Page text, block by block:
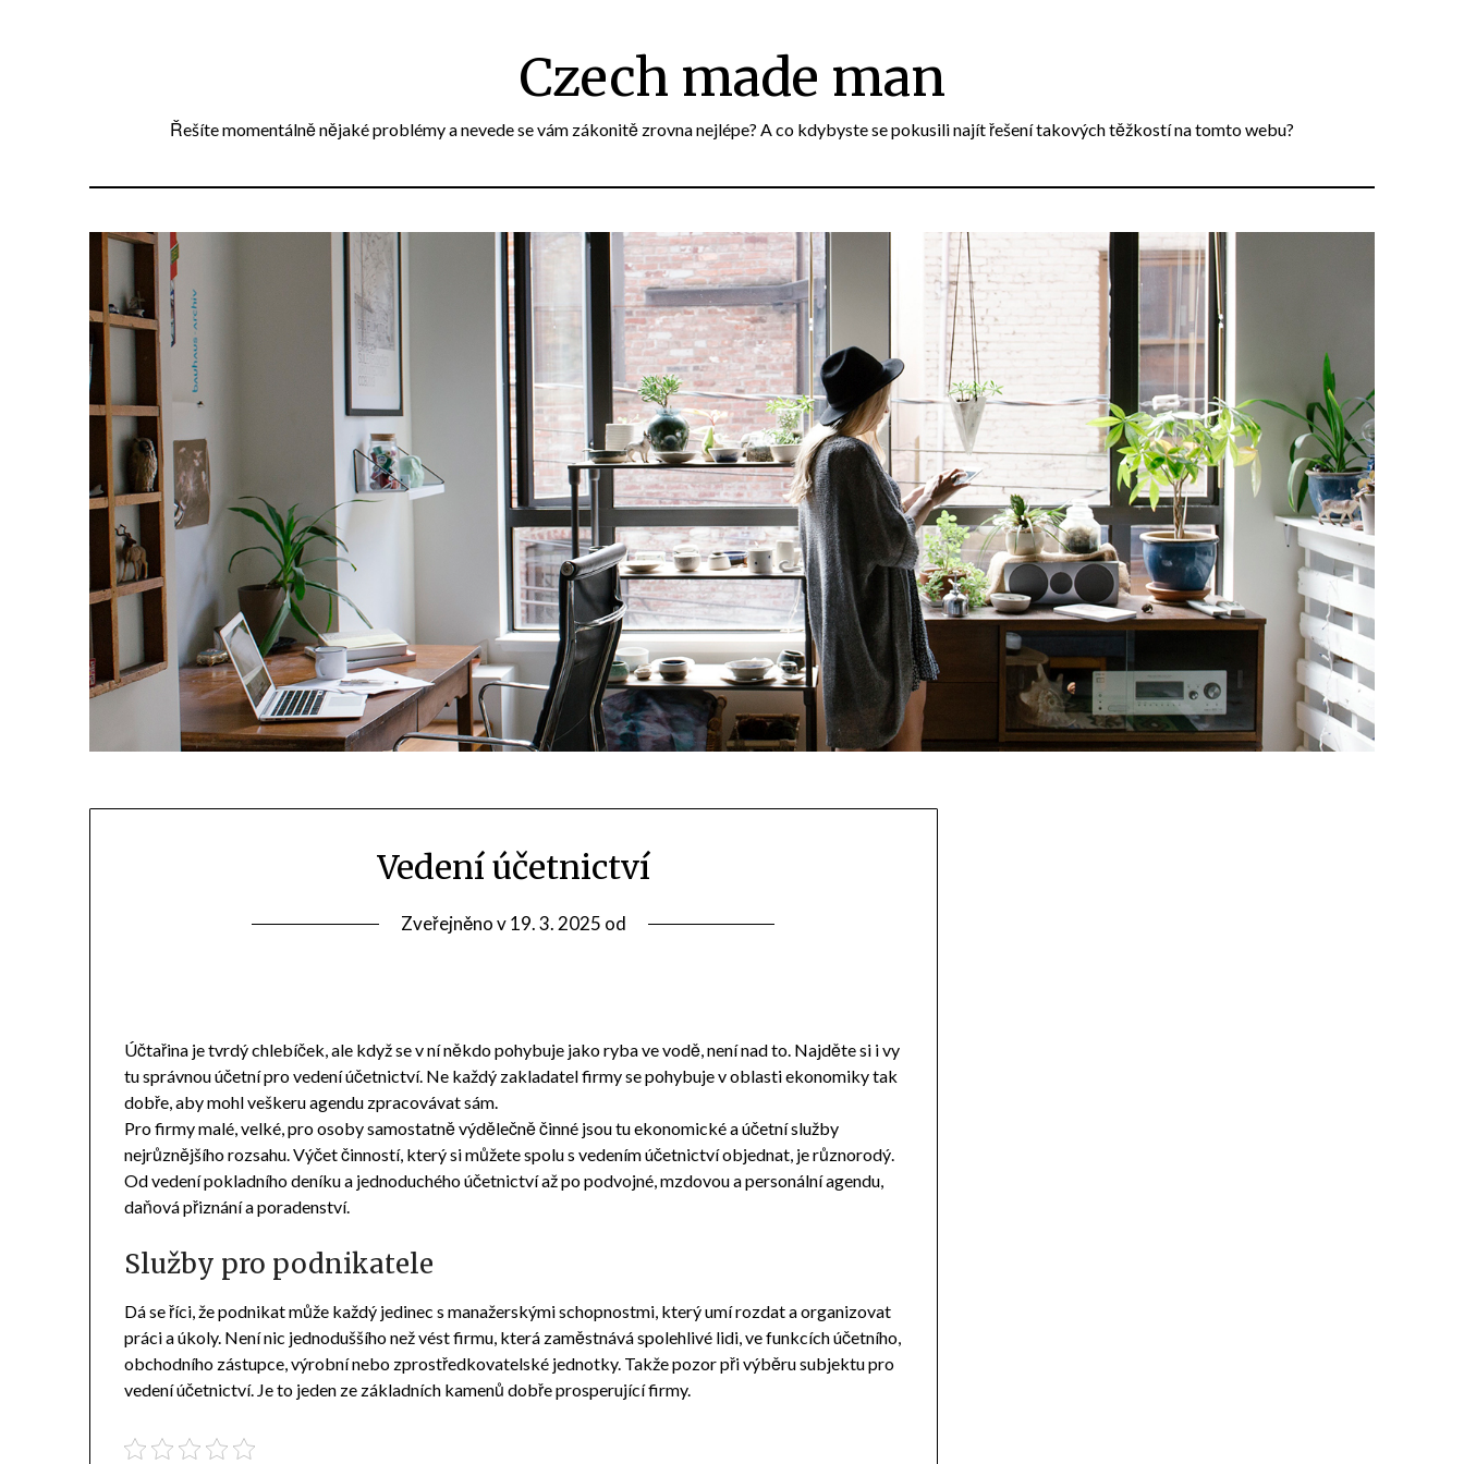
Czech made man
Řešíte momentálně nějaké problémy a nevede se vám zákonitě zrovna nejlépe? A co kdybyste se pokusili najít řešení takových těžkostí na tomto webu?
Vedení účetnictví
Zveřejněno v19. 3. 2025 od
Účtařina je tvrdý chlebíček, ale když se v ní někdo pohybuje jako ryba ve vodě, není nad to. Najděte si i vy
tu správnou účetní pro vedení účetnictví. Ne každý zakladatel firmy se pohybuje v oblasti ekonomiky tak
dobře, aby mohl veškeru agendu zpracovávat sám.
Pro firmy malé, velké, pro osoby samostatně výdělečně činné jsou tu ekonomické a účetní služby
nejrůznějšího rozsahu. Výčet činností, který si můžete spolu s vedením účetnictví objednat, je různorodý.
Od vedení pokladního deníku a jednoduchého účetnictví až po podvojné, mzdovou a personální agendu,
daňová přiznání a poradenství.
Služby pro podnikatele
Dá se říci, že podnikat může každý jedinec s manažerskými schopnostmi, který umí rozdat a organizovat
práci a úkoly. Není nic jednoduššího než vést firmu, která zaměstnává spolehlivé lidi, ve funkcích účetního,
obchodního zástupce, výrobní nebo zprostředkovatelské jednotky. Takže pozor při výběru subjektu pro
vedení účetnictví. Je to jeden ze základních kamenů dobře prosperující firmy.